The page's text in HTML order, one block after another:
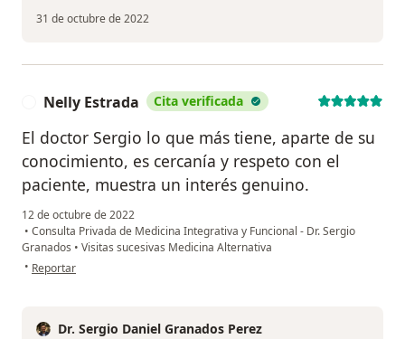
31 de octubre de 2022
Nelly Estrada Cita verificada
El doctor Sergio lo que más tiene, aparte de su
conocimiento, es cercanía y respeto con el
paciente, muestra un interés genuino.
12 de octubre de 2022
• Consulta Privada de Medicina Integrativa y Funcional - Dr. Sergio
Granados • Visitas sucesivas Medicina Alternativa
• en opinión del usuario Nelly Estrada
Reportar
Dr. Sergio Daniel Granados Perez